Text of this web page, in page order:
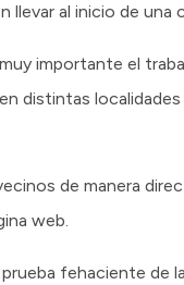
al inicio de una
importante el
distintas
de manera
web.
fehaciente de